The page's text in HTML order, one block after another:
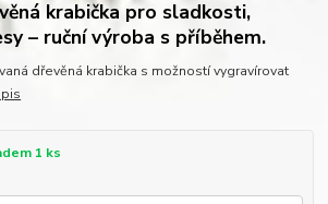
krabička pro sladkosti,
– ruční výroba s příběhem.
dřevěná krabička s možností vygravírovat
1 ks